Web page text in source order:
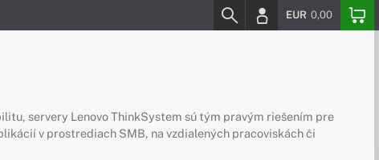
EUR 0,00
servery Lenovo ThinkSystem sú tým pravým riešením pre
v prostrediach SMB, na vzdialených pracoviskách či